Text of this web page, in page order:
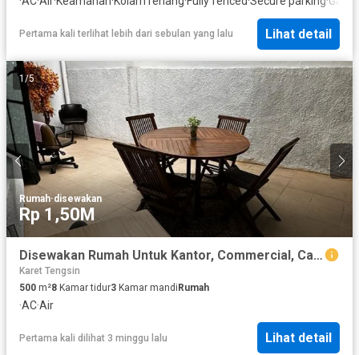
Pertama kali terlihat lebih dari sebulan yang lalu Lihat detail
1 /5
Rumah·disewakan
Rp 1,50M
Disewakan Rumah Untuk Kantor, Commercial, Café, Clinic di Menteng – Prime Area - BAGUS
Karet Tengsin
500 m²8 Kamar tidur3 Kamar mandi Rumah
·AC·Air
Pertama kali dilihat 3 minggu lalu Lihat detail